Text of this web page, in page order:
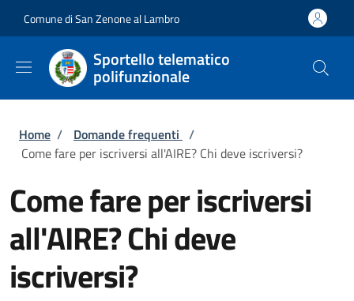
Comune di San Zenone al Lambro
Sportello telematico
polifunzionale
Briciole di pane
Home / Domande frequenti /
Come fare per iscriversi all'AIRE? Chi deve iscriversi?
Come fare per iscriversi
all'AIRE? Chi deve
iscriversi?